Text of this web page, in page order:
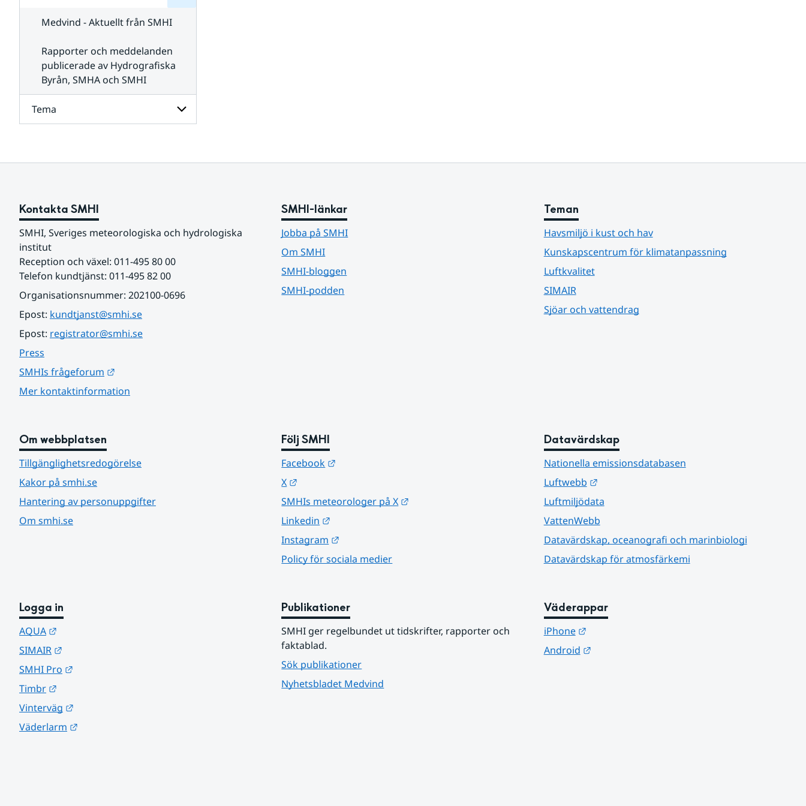
Kontakta
SMHI
Medvind - Aktuellt från SMHI
Rapporter och meddelanden
publicerade av Hydrografiska
Byrån, SMHA och SMHI
Tema
Tema
Kontakta SMHI
SMHI, Sveriges meteorologiska och hydrologiska
institut
Reception och växel: 011-495 80 00
Telefon kundtjänst: 011-495 82 00
Organisationsnummer: 202100-0696
Epost: kundtjanst@smhi.se
Epost: registrator@smhi.se
Press
SMHIs frågeforum
Mer kontaktinformation
SMHI-länkar
Jobba på SMHI
Om SMHI
SMHI-bloggen
SMHI-podden
Teman
Havsmiljö i kust och hav
Kunskapscentrum för klimatanpassning
Luftkvalitet
SIMAIR
Sjöar och vattendrag
Om webbplatsen
Tillgänglighetsredogörelse
Kakor på smhi.se
Hantering av personuppgifter
Om smhi.se
Följ SMHI
Facebook
X
SMHIs meteorologer på X
Linkedin
Instagram
Policy för sociala medier
Datavärdskap
Nationella emissionsdatabasen
Luftwebb
Länk till annan webbplats.
Luftmiljödata
VattenWebb
Datavärdskap, oceanografi och marinbiologi
Datavärdskap för atmosfärkemi
Logga in
AQUA
SIMAIR
SMHI Pro
Timbr
Vinterväg
Väderlarm
Publikationer
SMHI ger regelbundet ut tidskrifter, rapporter och
faktablad.
Sök publikationer
Nyhetsbladet Medvind
Väderappar
iPhone
Länk till annan webbplats.
Android
Länk till annan webbplats.